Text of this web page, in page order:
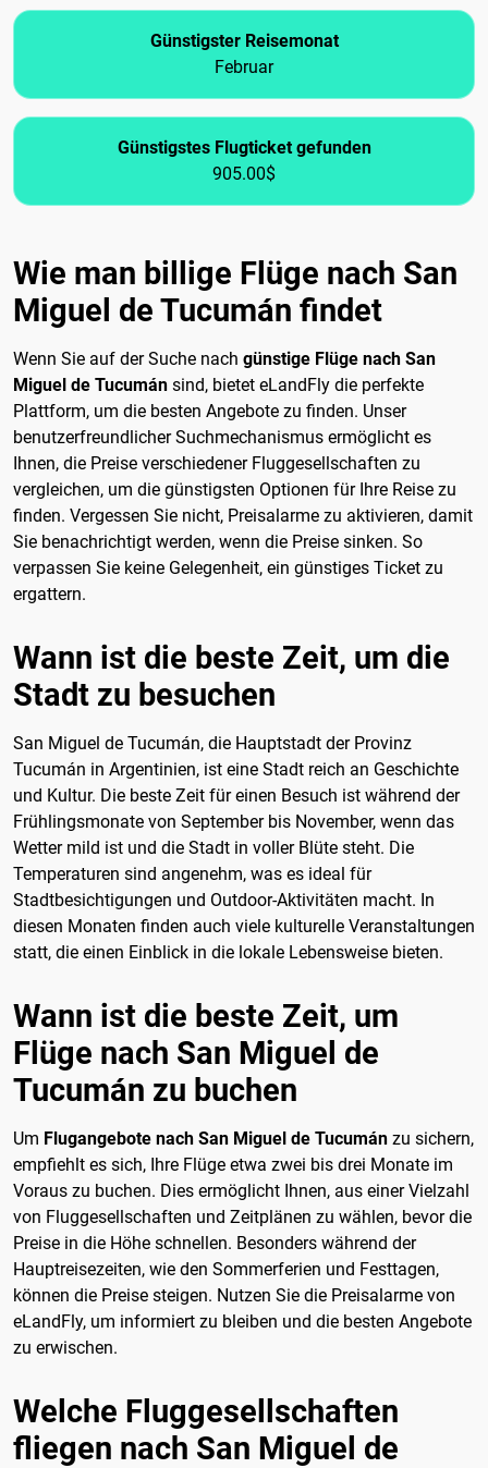
Günstigster Reisemonat
Februar
Günstigstes Flugticket gefunden
905.00$
Wie man billige Flüge nach San
Miguel de Tucumán findet
Wenn Sie auf der Suche nach günstige Flüge nach San
Miguel de Tucumán sind, bietet eLandFly die perfekte
Plattform, um die besten Angebote zu finden. Unser
benutzerfreundlicher Suchmechanismus ermöglicht es
Ihnen, die Preise verschiedener Fluggesellschaften zu
vergleichen, um die günstigsten Optionen für Ihre Reise zu
finden. Vergessen Sie nicht, Preisalarme zu aktivieren, damit
Sie benachrichtigt werden, wenn die Preise sinken. So
verpassen Sie keine Gelegenheit, ein günstiges Ticket zu
ergattern.
Wann ist die beste Zeit, um die
Stadt zu besuchen
San Miguel de Tucumán, die Hauptstadt der Provinz
Tucumán in Argentinien, ist eine Stadt reich an Geschichte
und Kultur. Die beste Zeit für einen Besuch ist während der
Frühlingsmonate von September bis November, wenn das
Wetter mild ist und die Stadt in voller Blüte steht. Die
Temperaturen sind angenehm, was es ideal für
Stadtbesichtigungen und Outdoor-Aktivitäten macht. In
diesen Monaten finden auch viele kulturelle Veranstaltungen
statt, die einen Einblick in die lokale Lebensweise bieten.
Wann ist die beste Zeit, um
Flüge nach San Miguel de
Tucumán zu buchen
Um Flugangebote nach San Miguel de Tucumán zu sichern,
empfiehlt es sich, Ihre Flüge etwa zwei bis drei Monate im
Voraus zu buchen. Dies ermöglicht Ihnen, aus einer Vielzahl
von Fluggesellschaften und Zeitplänen zu wählen, bevor die
Preise in die Höhe schnellen. Besonders während der
Hauptreisezeiten, wie den Sommerferien und Festtagen,
können die Preise steigen. Nutzen Sie die Preisalarme von
eLandFly, um informiert zu bleiben und die besten Angebote
zu erwischen.
Welche Fluggesellschaften
fliegen nach San Miguel de